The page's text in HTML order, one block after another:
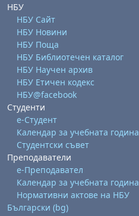
НБУ
НБУ Сайт
НБУ Новини
НБУ Поща
НБУ Библиотечен каталог
НБУ Научен архив
НБУ Етичен кодекс
НБУ@facebook
Студенти
е-Студент
Календар за учебната година
Студентски съвет
Преподаватели
е-Преподавател
Календар за учебната година
Нормативни актове на НБУ
Български ‎(bg)‎